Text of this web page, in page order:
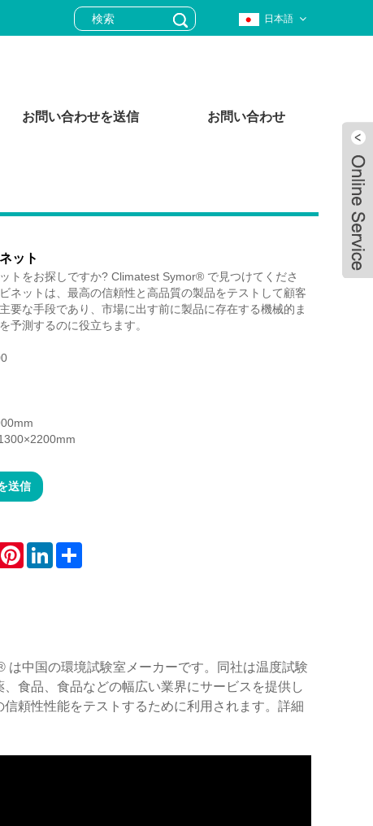
日本語
お問い合わせを送信 お問い合わせ
ット
トをお探しですか? Climatest Symor® で見つけてくださ
ネットは、最高の信頼性と高品質の製品をテストして顧客
要な手段であり、市場に出す前に製品に存在する機械的ま
予測するのに役立ちます。
送信
PinterestLinkedInShare
中国の環境試験室メーカーです。同社は温度試験
食品、食品などの幅広い業界にサービスを提供し
頼性性能をテストするために利用されます。詳細